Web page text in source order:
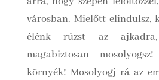
városban. Mielőtt elindulsz,
élénk rúzst az
magabiztosan
környék! Mosolyogj rá az